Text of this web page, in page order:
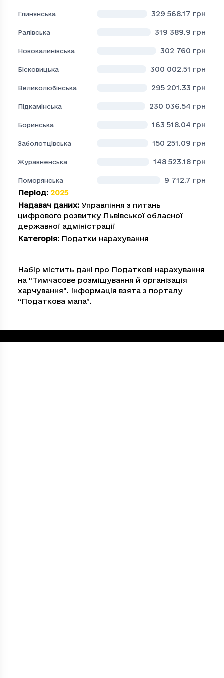
Глинянська 329 568.17 грн
Ралівська 319 389.9 грн
Новокалинівська 302 760 грн
Бісковицька 300 002.51 грн
Великолюбінська 295 201.33 грн
Підкамінська 230 036.54 грн
Боринська 163 518.04 грн
Заболотцівська 150 251.09 грн
Журавненська 148 523.18 грн
Поморянська 9 712.7 грн
Період: 2025
Надавач даних: Управління з питань
цифрового розвитку Львівської обласної
державної адміністрації
Категорія: Податки нарахування
Набір містить дані про Податкові нарахування
на "Тимчасове розмiщування й органiзацiя
харчування". Інформація взята з порталу
“Податкова мапа”.